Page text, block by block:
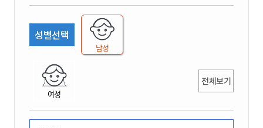
성별선택
남성
여성
전체보기